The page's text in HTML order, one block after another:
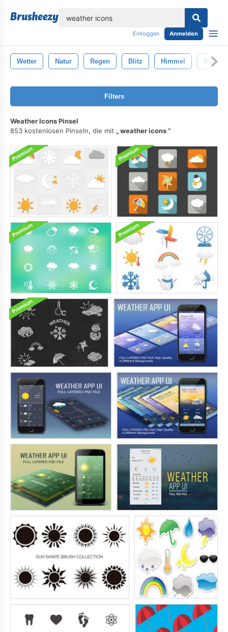
Einloggen Anmelden
Wetter Natur Regen Blitz Himmel Weiß
Filters
Weather Icons Pinsel
853 kostenlosen Pinseln, die mit
weather icons